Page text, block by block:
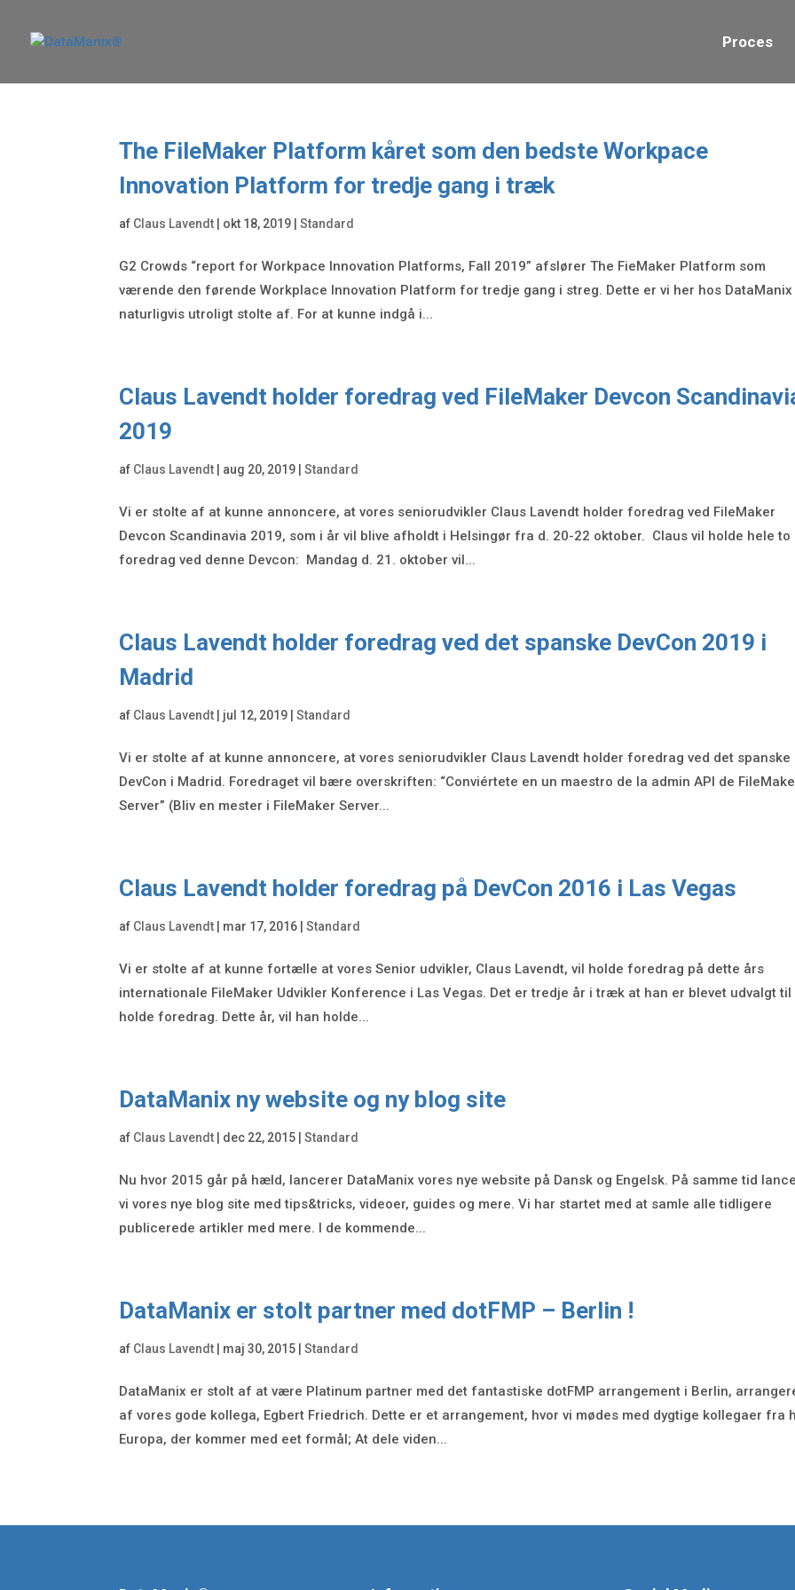
Proces
The FileMaker Platform kåret som den bedste Workpace
Innovation Platform for tredje gang i træk
af Claus Lavendt okt 18, 2019 |Standard
G2 Crowds “report for Workpace Innovation Platforms, Fall 2019” afslører The FieMaker Platform som
værende den førende Workplace Innovation Platform for tredje gang i streg. Dette er vi her hos DataManix
naturligvis utroligt stolte af. For at kunne indgå i...
Claus Lavendt holder foredrag ved FileMaker Devcon
2019
af Claus Lavendt aug 20, 2019 |Standard
Vi er stolte af at kunne annoncere, at vores seniorudvikler Claus Lavendt holder foredrag ved FileMaker
Devcon Scandinavia 2019, som i år vil blive afholdt i Helsingør fra d. 20-22 oktober. Claus vil holde hele to
foredrag ved denne Devcon: Mandag d. 21. oktober vil...
Claus Lavendt holder foredrag ved det spanske DevCon 2019 i
Madrid
af Claus Lavendt jul 12, 2019 |Standard
Vi er stolte af at kunne annoncere, at vores seniorudvikler Claus Lavendt holder foredrag ved det spanske
DevCon i Madrid. Foredraget vil bære overskriften: “Conviértete en un maestro de la admin API de
Server” (Bliv en mester i FileMaker Server...
Claus Lavendt holder foredrag på DevCon 2016 i Las Vegas
af Claus Lavendt mar 17, 2016 |Standard
Vi er stolte af at kunne fortælle at vores Senior udvikler, Claus Lavendt, vil holde foredrag på dette års
internationale FileMaker Udvikler Konference i Las Vegas. Det er tredje år i træk at han er blevet udvalgt til
holde foredrag. Dette år, vil han holde...
DataManix ny website og ny blog site
af Claus Lavendt dec 22, 2015 |Standard
Nu hvor 2015 går på hæld, lancerer DataManix vores nye website på Dansk og Engelsk. På samme tid
vi vores nye blog site med tips&tricks, videoer, guides og mere. Vi har startet med at samle alle tidligere
publicerede artikler med mere. I de kommende...
DataManix er stolt partner med dotFMP – Berlin !
af Claus Lavendt maj 30, 2015 |Standard
DataManix er stolt af at være Platinum partner med det fantastiske dotFMP arrangement i Berlin,
af vores gode kollega, Egbert Friedrich. Dette er et arrangement, hvor vi mødes med dygtige kollegaer fra
Europa, der kommer med eet formål; At dele viden...